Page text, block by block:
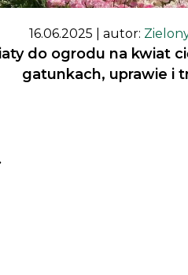
16.06.2025 | autor:
do ogrodu na kwiat
gatunkach, uprawie i